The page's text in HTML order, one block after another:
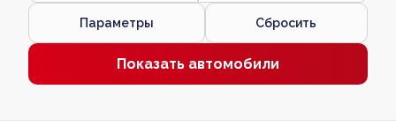
Параметры Сбросить
Показать автомобили